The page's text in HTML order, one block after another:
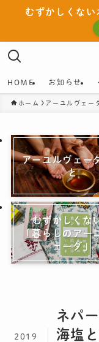
むずかしくない
HOME お知らせ
ホーム アーユルヴェー
アーユルヴェー
と
むずかしくな
「暮らしのアー
ェーダ」
ネパ
海塩
2019